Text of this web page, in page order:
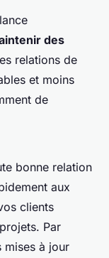
des
relations de
et moins
de
bonne relation
aux
clients
Par
mises à jour